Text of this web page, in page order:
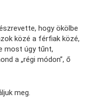
hogy ökölbe
közé a férfiak közé,
most úgy tűnt,
a „régi módon”, ő
meg.